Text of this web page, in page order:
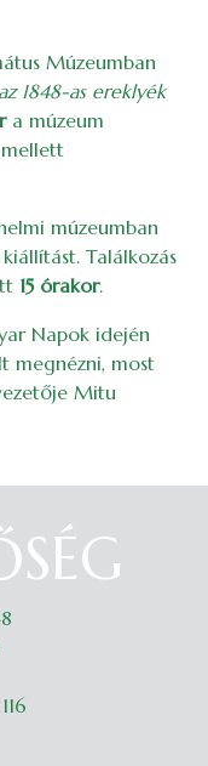
Múzeumban
1848-as ereklyék
a múzeum
múzeumban
Találkozás
15 órakor.
Napok idején
megnézni, most
Mitu